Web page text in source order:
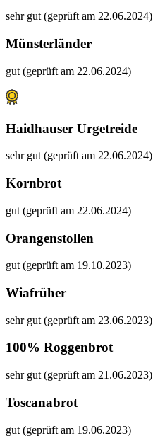
sehr gut (geprüft am 22.06.2024)
Münsterländer
gut (geprüft am 22.06.2024)
Haidhauser Urgetreide
sehr gut (geprüft am 22.06.2024)
Kornbrot
gut (geprüft am 22.06.2024)
Orangenstollen
gut (geprüft am 19.10.2023)
Wiafrüher
sehr gut (geprüft am 23.06.2023)
100% Roggenbrot
sehr gut (geprüft am 21.06.2023)
Toscanabrot
gut (geprüft am 19.06.2023)